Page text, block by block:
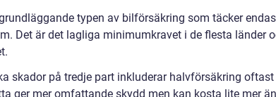
typen av bilförsäkring som täcker
Det är det lagliga minimumkravet i de flesta länder
skador på tredje part inkluderar halvförsäkring oftast
ger mer omfattande skydd men kan kosta lite mer än